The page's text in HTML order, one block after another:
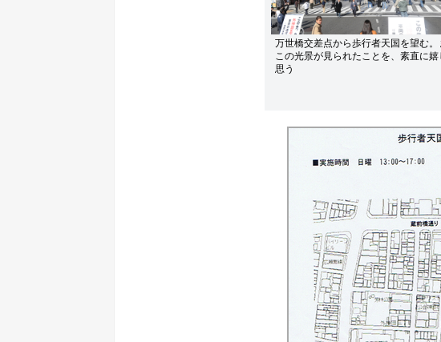
万世橋交差点から歩行者天国を望む。
この光景が見られたことを、素直に嬉
思う